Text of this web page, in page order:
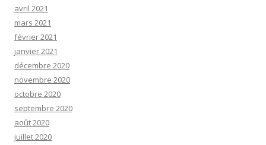
avril 2021
mars 2021
février 2021
janvier 2021
décembre 2020
novembre 2020
octobre 2020
septembre 2020
août 2020
juillet 2020